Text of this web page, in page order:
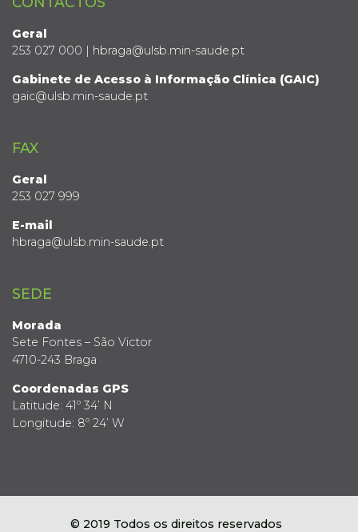
Geral
253 027 000 | hbraga@ulsb.min-saude.pt
Gabinete de Acesso à Informação Clínica (GAIC)
gaic@ulsb.min-saude.pt
FAX
Geral
253 027 999
E-mail
hbraga@ulsb.min-saude.pt
SEDE
Morada
Sete Fontes – São Victor
4710-243 Braga
Coordenadas GPS
Latitude: 41º 34’ N
Longitude: 8º 24’ W
© 2019 Todos os direitos reservados